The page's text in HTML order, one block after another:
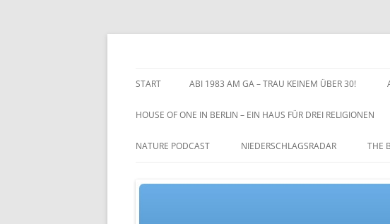
Zum
START ABI 1983 AM GA – TRAU KEINEM ÜBER 30!
HOUSE OF ONE IN BERLIN – EIN HAUS FÜR DREI RELIGIONEN
NATURE PODCAST NIEDERSCHLAGSRADAR THE